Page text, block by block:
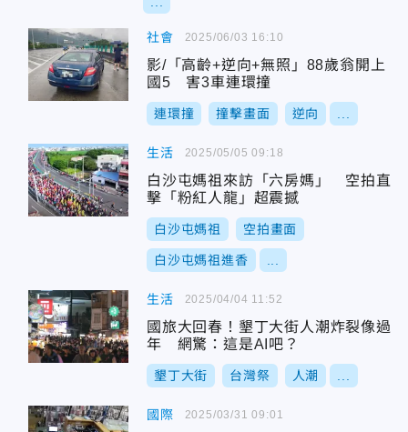
社會
影/「高齡+逆向+無照」88歲翁開上
國5 害3車連環撞
連環撞 撞擊畫面 逆向
2025/06/03 16:10
生活
白沙屯媽祖來訪「六房媽」 空拍直
擊「粉紅人龍」超震撼
白沙屯媽祖 空拍畫面
白沙屯媽祖進香
2025/05/05 09:18
生活
國旅大回春！墾丁大街人潮炸裂像過
年 網驚：這是AI吧？
墾丁大街 台灣祭 人潮
2025/04/04 11:52
國際 2025/03/31 09:01